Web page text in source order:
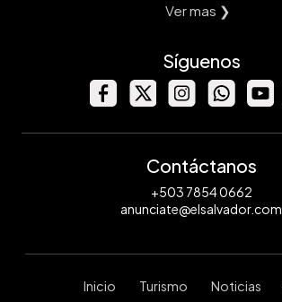
Ver mas ❯
Síguenos
Contáctanos
+503 7854 0662
anunciate@elsalvador.com
Inicio Turismo Noticias